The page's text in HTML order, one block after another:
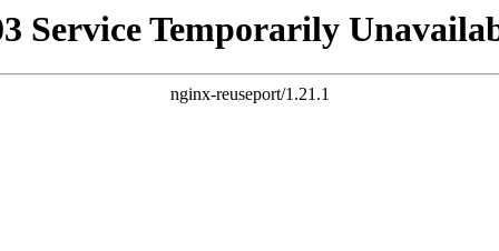
Service Temporarily
nginx-reuseport/1.21.1